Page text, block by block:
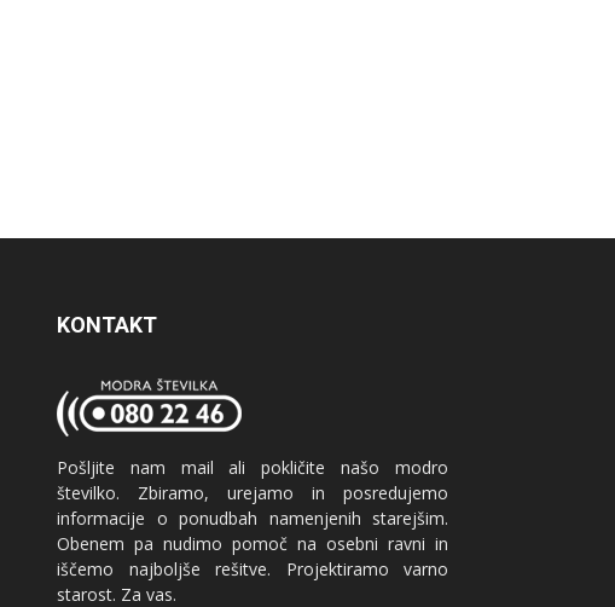
KONTAKT
Pošljite nam mail ali pokličite našo modro
številko. Zbiramo, urejamo in posredujemo
informacije o ponudbah namenjenih starejšim.
Obenem pa nudimo pomoč na osebni ravni in
iščemo najboljše rešitve. Projektiramo varno
starost. Za vas.